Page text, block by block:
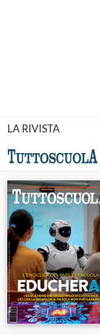
LA RIVISTA